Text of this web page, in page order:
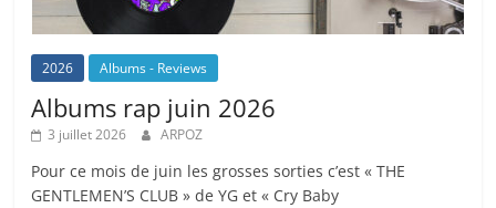
2026 Albums - Reviews
Albums rap juin 2026
3 juillet 2026 ARPOZ
Pour ce mois de juin les grosses sorties c’est « THE
GENTLEMEN’S CLUB » de YG et « Cry Baby